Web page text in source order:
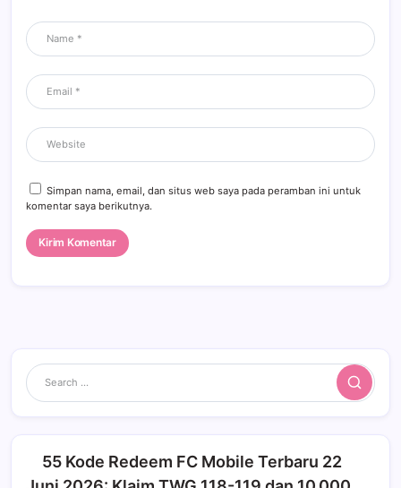
Simpan nama, email, dan situs web saya pada peramban ini untuk
komentar saya berikutnya.
Search
55 Kode Redeem FC Mobile Terbaru 22